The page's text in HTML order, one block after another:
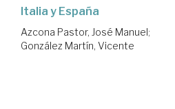
Italia y España
Azcona Pastor, José Manuel;
González Martín, Vicente